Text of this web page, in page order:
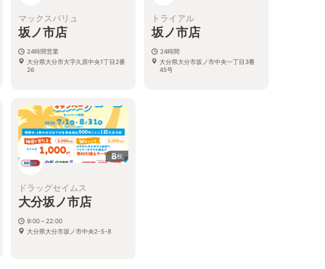
マックスバリュ
坂ノ市店
24時間営業
大分県大分市大字久原中央1丁目2番
26
トライアル
坂ノ市店
24時間
大分県大分市坂ノ市中央一丁目3番
45号
8枚
ドラッグセイムス
大分坂ノ市店
9:00～22:00
大分県大分市坂ノ市中央2-5-8